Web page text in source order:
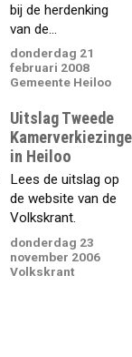
bij de herdenking
van de...
donderdag 21
februari 2008
Gemeente Heiloo
Uitslag Tweede
in Heiloo
Lees de uitslag op
de website van de
Volkskrant.
donderdag 23
november 2006
Volkskrant